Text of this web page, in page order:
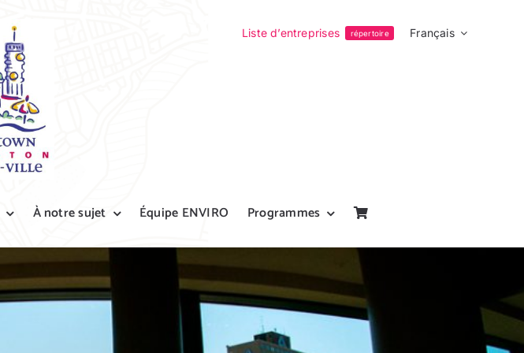
Liste d’entreprises répertoire Français
À notre sujet Équipe ENVIRO Programmes